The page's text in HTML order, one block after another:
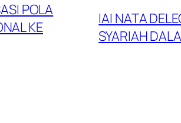
POLA
KE
IAI NATA
SYARIAH